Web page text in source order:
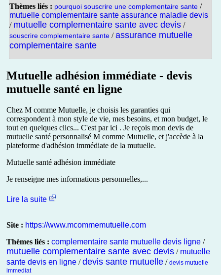
Thèmes liés : pourquoi souscrire une complementaire sante /
mutuelle complementaire sante assurance maladie devis
/ mutuelle complementaire sante avec devis /
souscrire complementaire sante /assurance mutuelle
complementaire sante
Mutuelle adhésion immédiate - devis
mutuelle santé en ligne
Chez M comme Mutuelle, je choisis les garanties qui
correspondent à mon style de vie, mes besoins, et mon budget, le
tout en quelques clics... C'est par ici . Je reçois mon devis de
mutuelle santé personnalisé M comme Mutuelle, et j'accède à la
plateforme d'adhésion immédiate de la mutuelle.
Mutuelle santé adhésion immédiate
Je renseigne mes informations personnelles,...
Lire la suite
Site : https://www.mcommemutuelle.com
Thèmes liés : complementaire sante mutuelle devis ligne /
mutuelle complementaire sante avec devis / mutuelle
sante devis en ligne /devis sante mutuelle / devis mutuelle
immediat